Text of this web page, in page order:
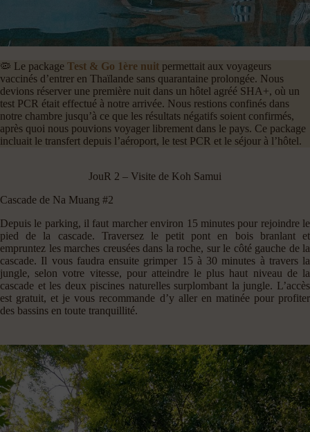
🦠 Le package Test & Go 1ère nuit permettait aux voyageurs
vaccinés d’entrer en Thaïlande sans quarantaine prolongée. Nous
devions réserver une première nuit dans un hôtel agréé SHA+, où un
test PCR était effectué à notre arrivée. Nous restions confinés dans
notre chambre jusqu’à ce que les résultats négatifs soient confirmés,
après quoi nous pouvions voyager librement dans le pays. Ce package
incluait le transfert depuis l’aéroport, le test PCR et le séjour à l’hôtel.
JouR 2 – Visite de Koh Samui
Cascade de Na Muang #2
Depuis le parking, il faut marcher environ 15 minutes pour rejoindre le
pied de la cascade. Traversez le petit pont en bois branlant et
empruntez les marches creusées dans la roche, sur le côté gauche de la
cascade. Il vous faudra ensuite grimper 15 à 30 minutes à travers la
jungle, selon votre vitesse, pour atteindre le plus haut niveau de la
cascade et les deux piscines naturelles surplombant la jungle. L’accès
est gratuit, et je vous recommande d’y aller en matinée pour profiter
des bassins en toute tranquillité.